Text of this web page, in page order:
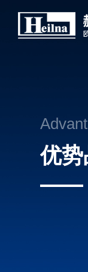
优